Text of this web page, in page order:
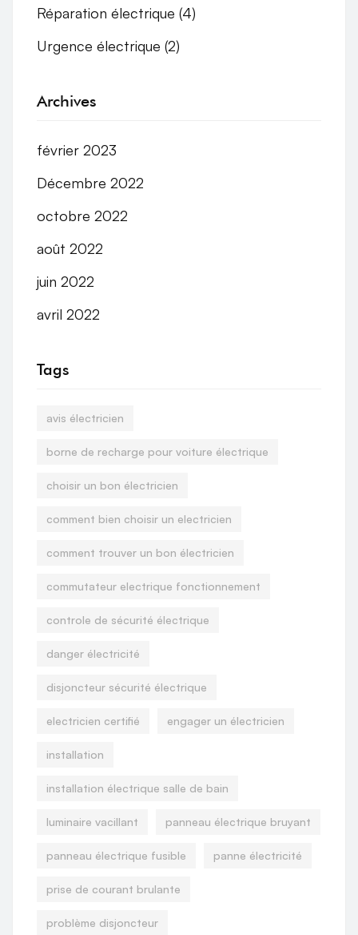
Réparation électrique (4)
Urgence électrique (2)
Archives
février 2023
Décembre 2022
octobre 2022
août 2022
juin 2022
avril 2022
Tags
avis électricien
borne de recharge pour voiture électrique
choisir un bon électricien
comment bien choisir un electricien
comment trouver un bon électricien
commutateur electrique fonctionnement
controle de sécurité électrique
danger électricité
disjoncteur sécurité électrique
electricien certifié engager un électricien
installation
installation électrique salle de bain
luminaire vacillant panneau électrique bruyant
panneau électrique fusible panne électricité
prise de courant brulante
problème disjoncteur